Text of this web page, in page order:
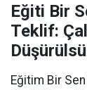
Eğiti Bir
Teklif:
Eğitim Bir